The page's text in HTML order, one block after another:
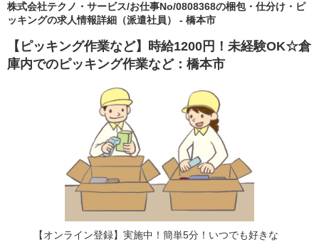
株式会社テクノ・サービス/お仕事No/0808368の梱包・仕分け・ピ
ッキングの求人情報詳細（派遣社員） - 橋本市
【ピッキング作業など】時給1200円！未経験OK☆倉
庫内でのピッキング作業など：橋本市
【オンライン登録】実施中！簡単5分！いつでも好きな